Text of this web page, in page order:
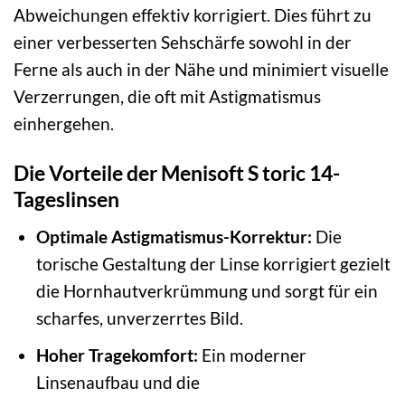
Abweichungen effektiv korrigiert. Dies führt zu
einer verbesserten Sehschärfe sowohl in der
Ferne als auch in der Nähe und minimiert visuelle
Verzerrungen, die oft mit Astigmatismus
einhergehen.
Die Vorteile der Menisoft S toric 14-
Tageslinsen
Optimale Astigmatismus-Korrektur: Die
torische Gestaltung der Linse korrigiert gezielt
die Hornhautverkrümmung und sorgt für ein
scharfes, unverzerrtes Bild.
Hoher Tragekomfort: Ein moderner
Linsenaufbau und die